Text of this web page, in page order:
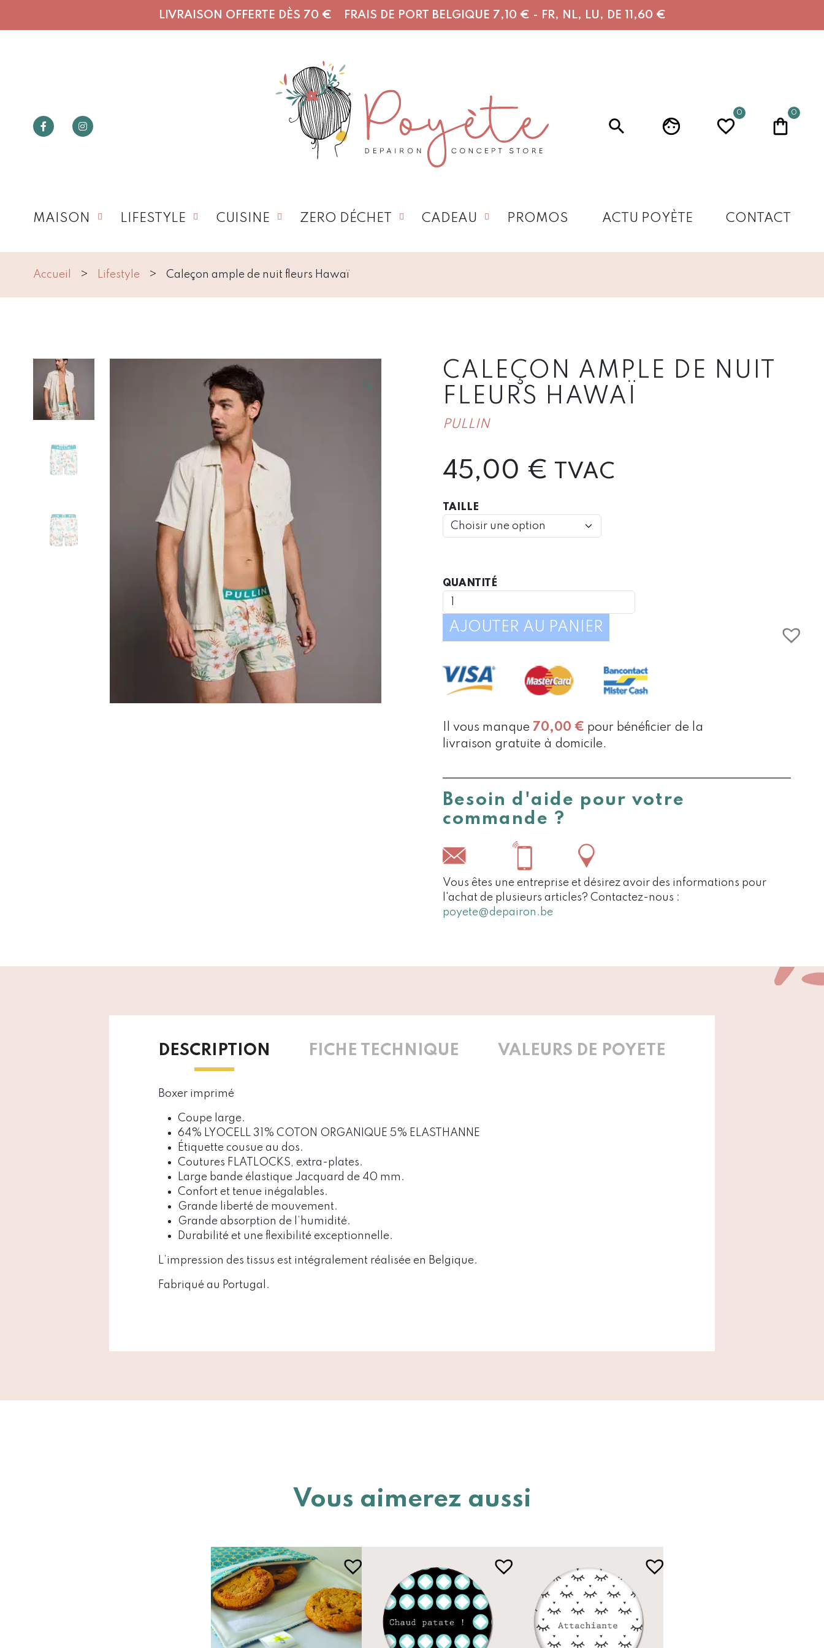
LIVRAISON OFFERTE DÈS 70 € FRAIS DE PORT BELGIQUE 7,10 € - FR, NL, LU, DE 11,60 €
0 0
MAISON LIFESTYLE CUISINE ZERO DÉCHET CADEAU PROMOS ACTU POYÈTE CONTACT
Accueil Lifestyle Caleçon ample de nuit fleurs Hawaï
🔍
CALEÇON AMPLE DE NUIT
FLEURS HAWAÏ
PULLIN
45,00 € TVAC
TAILLE
QUANTITÉ
AMPLE
HAWAÏ
AJOUTER AU PANIER
Il vous manque 70,00 € pour bénéficier de la
livraison gratuite à domicile.
Besoin d'aide pour votre
commande ?
Vous êtes une entreprise et désirez avoir des informations pour
l'achat de plusieurs articles? Contactez-nous :
poyete@depairon.be
DESCRIPTION FICHE TECHNIQUE VALEURS DE POYETE
Boxer imprimé
Coupe large.
64% LYOCELL 31% COTON ORGANIQUE 5% ELASTHANNE
Étiquette cousue au dos.
Coutures FLATLOCKS, extra-plates.
Large bande élastique Jacquard de 40 mm.
Confort et tenue inégalables.
Grande liberté de mouvement.
Grande absorption de l’humidité.
Durabilité et une flexibilité exceptionnelle.
L’impression des tissus est intégralement réalisée en Belgique.
Fabriqué au Portugal.
Vous aimerez aussi